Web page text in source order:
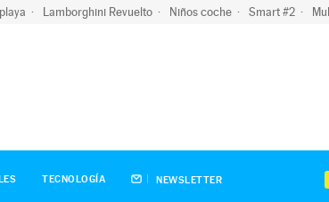
Lamborghini Revuelto Niños coche Smart #2
TECNOLOGÍA NEWSLETTER